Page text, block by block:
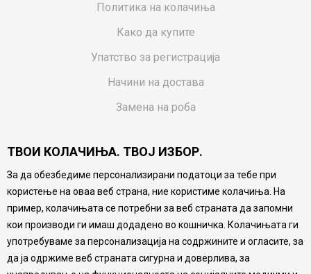
Политика на колачиња
Како да купите
Упатство за регистрација
Начини на достава
Замена на роба
Ваучери
Product Finder
FAQs
Настојуваме да бидеме што попрецизни во описот на
производите, прикажување на слики и цени, но не
можеме да гарантираме дека сите информации се
ТВОИ КОЛАЧИЊА. ТВОЈ ИЗБОР.
За да обезбедиме персонализирани податоци за тебе при
користење на оваа веб страна, ние користиме колачиња. На
пример, колачињата се потребни за веб страната да запомни
кои производи ги имаш додадено во кошничка. Колачињата ги
употребуваме за персонализација на содржините и огласите, за
да ја одржиме веб страната сигурна и доверлива, за